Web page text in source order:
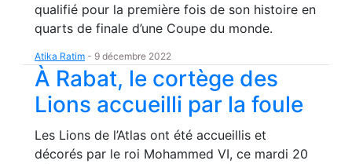
qualifié pour la première fois de son histoire en
quarts de finale d’une Coupe du monde.
Atika Ratim - 9 décembre 2022
À Rabat, le cortège des
Lions accueilli par la foule
Les Lions de l’Atlas ont été accueillis et
décorés par le roi Mohammed VI, ce mardi 20